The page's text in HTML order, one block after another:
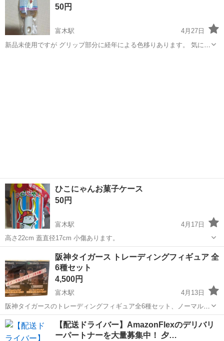
50円
富木駅
4月27日
新品未使用ですが グリップ部分に経年による色移りあります。 気にな
ひこにゃんお菓子ケース
50円
富木駅
4月17日
高さ22cm 蓋直径17cm 小傷あります。
高石市 富木駅 その他 ひこにゃん
阪神タイガース トレーディングフィギュア 全
6種セット
4,500円
富木駅
4月13日
阪神タイガースのトレーディングフィギュア全6種セット、ノーマル
(ビジター) 新品未開封です - ブランド: EPOCH - モデル名: トレーディ
ングフィギュア - キャラクター: 阪神タイガース - 種類: ノーマル
（ビ...
大阪 富木駅 その他
【配送ドライバー】AmazonFlexのデリバリ
ーパートナーを大量募集中！ 夕…